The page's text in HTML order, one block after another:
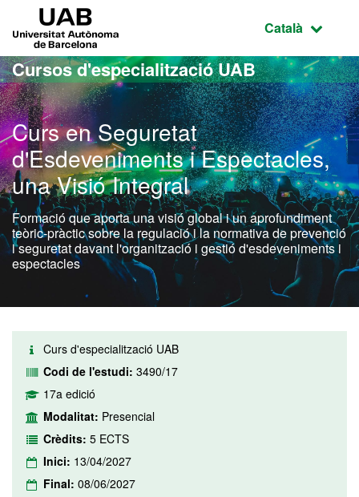
Ves al contingut principal
Ves a la navegació de la pàgina
Idioma
Català
Cursos d'especialització UAB
Curs en Seguretat
d'Esdeveniments i Espectacles,
una Visió Integral
Formació que aporta una visió global i un aprofundiment
teòric-pràctic sobre la regulació i la normativa de prevenció
i seguretat davant l'organització i gestió d'esdeveniments i
espectacles
Curs d'especialització UAB
Codi de l'estudi: 3490/17
17a edició
Modalitat: Presencial
Crèdits: 5 ECTS
Inici: 13/04/2027
Final: 08/06/2027